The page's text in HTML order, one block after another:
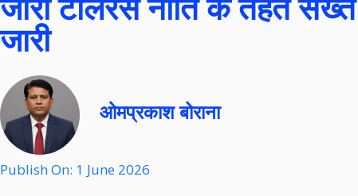
जारी
ओमप्रकाश बोराना
Publish On: 1 June 2026